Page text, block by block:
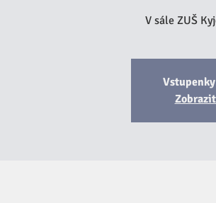
V sále ZUŠ